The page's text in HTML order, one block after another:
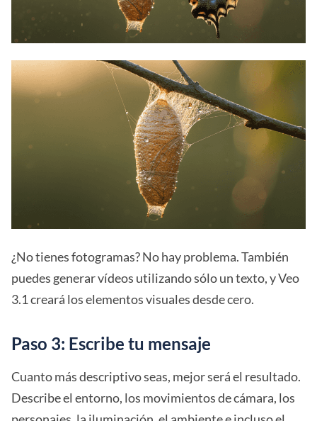
¿No tienes fotogramas? No hay problema. También
puedes generar vídeos utilizando sólo un texto, y Veo
3.1 creará los elementos visuales desde cero.
Paso 3: Escribe tu mensaje
Cuanto más descriptivo seas, mejor será el resultado.
Describe el entorno, los movimientos de cámara, los